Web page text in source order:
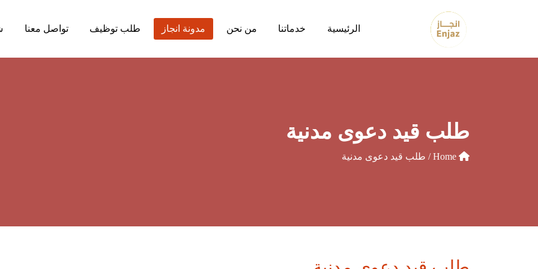
الرئيسية خدماتنا من نحن مدونة انجاز طلب توظيف تواصل معنا
طلب قيد دعوى مدنية
/ طلب قيد دعوى مدنية